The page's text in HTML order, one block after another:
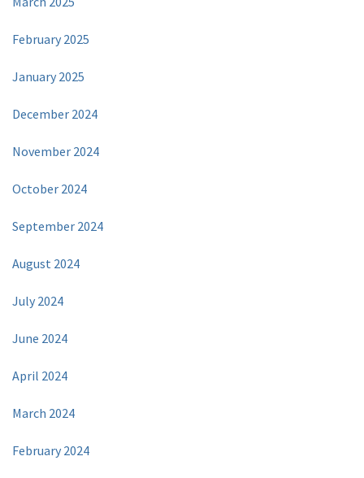
February 2025
January 2025
December 2024
November 2024
October 2024
September 2024
August 2024
July 2024
June 2024
April 2024
March 2024
February 2024